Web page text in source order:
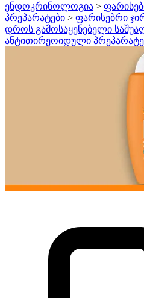
ენდოკრინოლოგია >
პრეპარატები > ფარისებრი
დროს გამოსაყენებელი
ანტითირეოიდული